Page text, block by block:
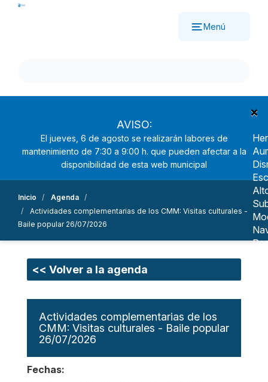
Pasar
Menú
×
AVISO:
El jueves, 6 de agosto se realizarán labores de
mantenimiento de 7:30 a 9:00 h. que pueden afectar a la
disponibilidad de esta web municipal
Inicio
Agenda
Actividades complementarias de los CMM: Visitas culturales -
Baile popular 26/07/2026
<< Volver a la agenda
Actividades complementarias de los
CMM: Visitas culturales - Baile popular
26/07/2026
Fechas: